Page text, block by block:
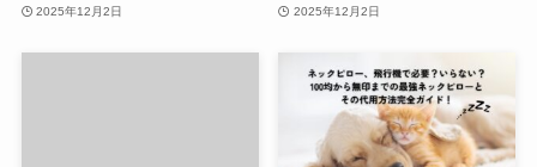
2025年12月2日 2025年12月2日